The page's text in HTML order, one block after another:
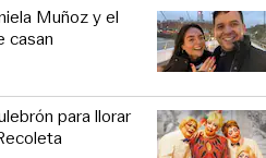
Muñoz y el
casan
para llorar